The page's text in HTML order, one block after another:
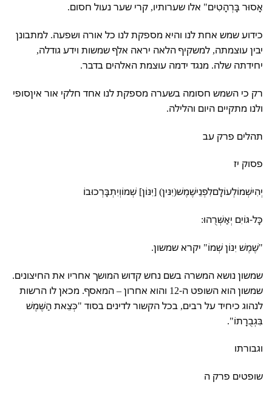
אָסוּר בָּרְהָטִים" אלו שערותיו, קרי שער נעול חסום.
כידוע שמש אחת לנו והיא מספקת לנו כל אורה ושפעה. למתבונן
יבין עוצמתה, למשקיף הלאה יראה אלף שמשות וידע גודלה,
יחידתה שלה. מנגד ידמה עוצמת האלהים בדבר.
רק כי השמש חסומה בשערה מספקת לנו אחד חלקי אור איןסופי
ולנו מתקיים היום והלילה.
תהלים פרק עב
פסוק יז
יְהִישְׁמוֹלְעוֹלָםלִפְנֵישֶׁמֶשׁ(יִנּין) [יִנּוֹן] שְׁמוֹוְיִתְבָּרְכוּבוֹ
כָּל-גּוֹיִם יְאַשְּׁרֻהוּ:
"שֶׁמֶשׁ יִנּוֹן שְׁמוֹ" יקרא שמשון.
שמשון נושא המשרה בשם נחש קדוש המושך אחריו את החיצונים.
שמשון הוא השופט ה-12 והוא אחרון – המאסף. מכאן לו הרשות
לנהוג כיחיד על רבים, בכל הקשור לדינים בסוד "כְּצֵאת הַשֶּׁמֶשׁ
בִּגְבֻרָתוֹ".
וגבורתו
שופטים פרק ה